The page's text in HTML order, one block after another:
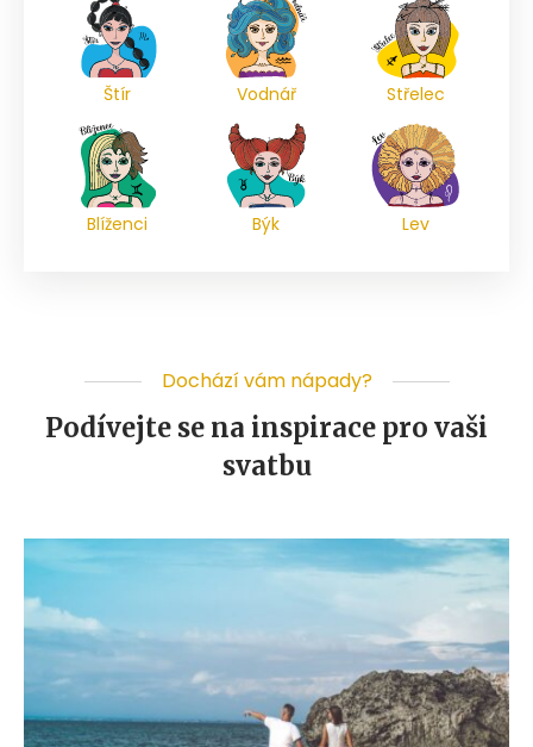
Štír Vodnář Střelec
Blíženci Býk Lev
Dochází vám nápady?
Podívejte se na inspirace pro vaši
svatbu